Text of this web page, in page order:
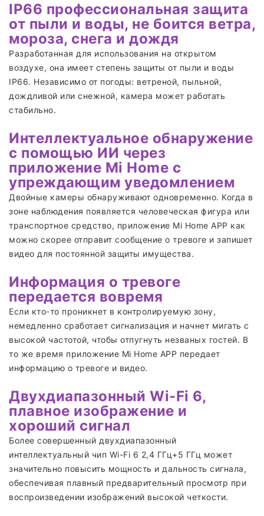
IP66 профессиональная защита
от пыли и воды, не боится ветра,
мороза, снега и дождя
Разработанная для использования на открытом
воздухе, она имеет степень защиты от пыли и воды
IP66. Независимо от погоды: ветреной, пыльной,
дождливой или снежной, камера может работать
стабильно.
Интеллектуальное обнаружение
с помощью ИИ через
приложение Mi Home с
упреждающим уведомлением
Двойные камеры обнаруживают одновременно. Когда в
зоне наблюдения появляется человеческая фигура или
транспортное средство, приложение Mi Home APP как
можно скорее отправит сообщение о тревоге и запишет
видео для постоянной защиты имущества.
Информация о тревоге
передается вовремя
Если кто-то проникнет в контролируемую зону,
немедленно сработает сигнализация и начнет мигать с
высокой частотой, чтобы отпугнуть незваных гостей. В
то же время приложение Mi Home APP передает
информацию о тревоге и видео.
Двухдиапазонный Wi-Fi 6,
плавное изображение и
хороший сигнал
Более совершенный двухдиапазонный
интеллектуальный чип Wi-Fi 6 2,4 ГГц+5 ГГц может
значительно повысить мощность и дальность сигнала,
обеспечивая плавный предварительный просмотр при
воспроизведении изображений высокой четкости.